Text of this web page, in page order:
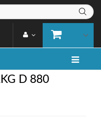
D 880